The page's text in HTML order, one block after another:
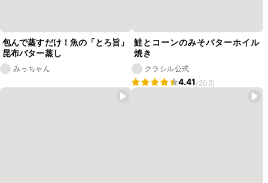
包んで蒸すだけ！魚の「とろ旨」
昆布バター蒸し
みっちゃん
鮭とコーンのみそバターホイル
焼き
クラシル公式
4.41(202)